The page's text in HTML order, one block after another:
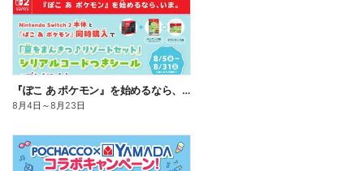
『ぽこ あ ポケモン』を始めるなら、いま。
8月4日 ～8月23日